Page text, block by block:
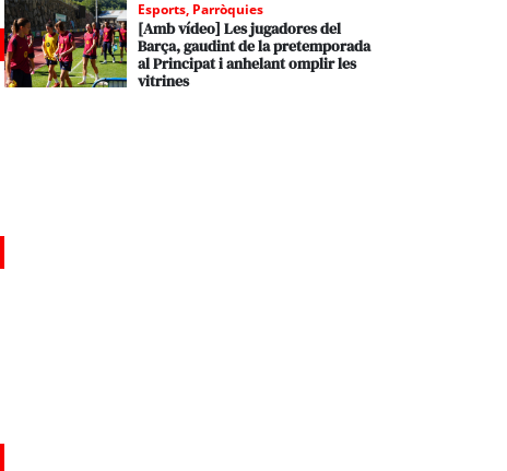
Esports, Parròquies
[Amb vídeo] Les jugadores del
Barça, gaudint de la pretemporada
al Principat i anhelant omplir les
vitrines